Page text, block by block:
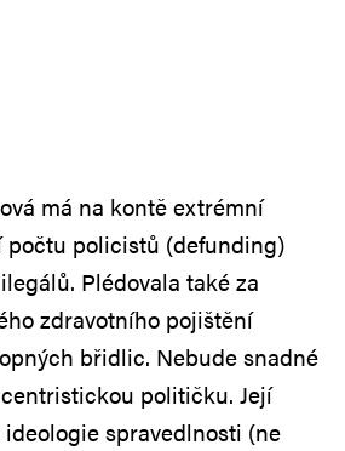
má na kontě extrémní
počtu policistů (defunding)
Plédovala také za
zdravotního pojištění
břidlic. Nebude snadné
političku. Její
spravedlnosti (ne